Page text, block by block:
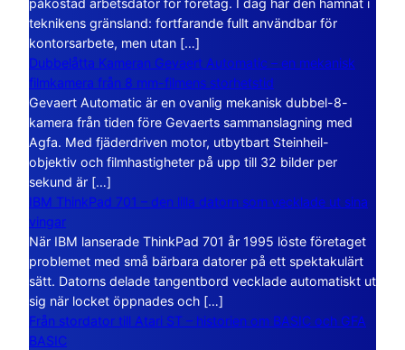
påkostad arbetsdator för företag. I dag har den hamnat i
teknikens gränsland: fortfarande fullt användbar för
kontorsarbete, men utan […]
Dubbelåtta Kameran Gevaert Automatic – en mekanisk
filmkamera från 8 mm-filmens storhetstid
Gevaert Automatic är en ovanlig mekanisk dubbel-8-
kamera från tiden före Gevaerts sammanslagning med
Agfa. Med fjäderdriven motor, utbytbart Steinheil-
objektiv och filmhastigheter på upp till 32 bilder per
sekund är […]
IBM ThinkPad 701 – den lilla datorn som vecklade ut sina
vingar
När IBM lanserade ThinkPad 701 år 1995 löste företaget
problemet med små bärbara datorer på ett spektakulärt
sätt. Datorns delade tangentbord vecklade automatiskt ut
sig när locket öppnades och […]
Från stordator till Atari ST – historien om BASIC och GFA
BASIC